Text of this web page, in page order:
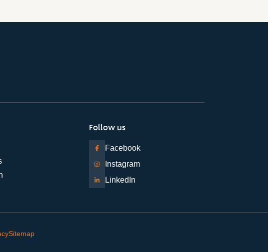
Follow us
Facebook
Instagram
LinkedIn
Sitemap